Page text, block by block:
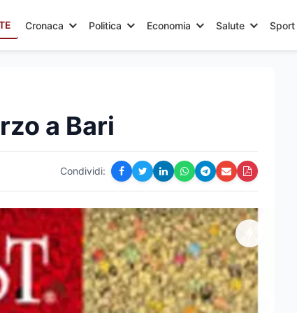
Cronaca Politica Economia Salute Sport
a Bari
Condividi: